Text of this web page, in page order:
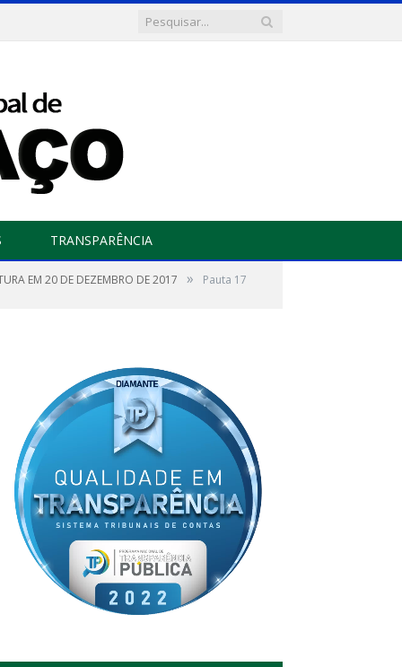
TRANSPARÊNCIA
EM 20 DE DEZEMBRO DE 2017 » Pauta 17